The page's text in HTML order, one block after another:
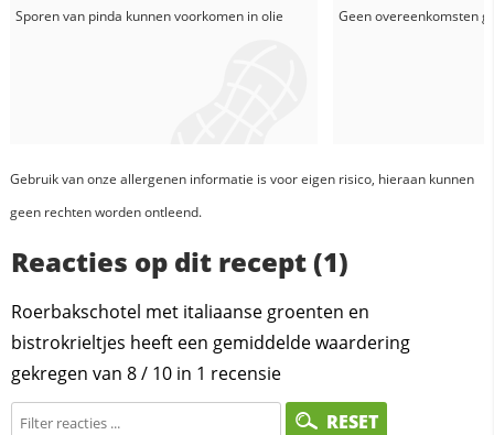
Sporen van pinda kunnen voorkomen inolie Geen overeenkomsten
Gebruik van onze allergenen informatie is voor eigen risico, hieraan kunnen
geen rechten worden ontleend.
Reacties op dit recept (1)
Roerbakschotel met italiaanse groenten en
bistrokrieltjes heeft een gemiddelde waardering
gekregen van 8/ 10 in 1 recensie
RESET